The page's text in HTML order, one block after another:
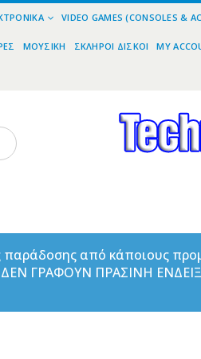
VIDEO GAMES (CONSOLES &
ΜΟΥΣΙΚΉ ΣΚΛΗΡΟΊ ΔΊΣΚΟΙ MY
παράδοσης από κάποιους
ΓΡΑΦΟΥΝ ΠΡΑΣΙΝΗ